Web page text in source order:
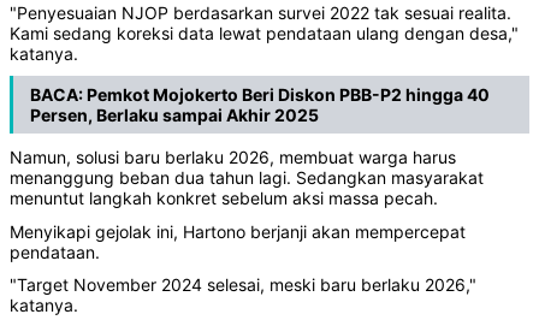
"Penyesuaian NJOP berdasarkan survei 2022 tak sesuai realita.
Kami sedang koreksi data lewat pendataan ulang dengan desa,"
katanya.
BACA:Pemkot Mojokerto Beri Diskon PBB-P2 hingga 40
Persen, Berlaku sampai Akhir 2025
Namun, solusi baru berlaku 2026, membuat warga harus
menanggung beban dua tahun lagi. Sedangkan masyarakat
menuntut langkah konkret sebelum aksi massa pecah.
Menyikapi gejolak ini, Hartono berjanji akan mempercepat
pendataan.
"Target November 2024 selesai, meski baru berlaku 2026,"
katanya.